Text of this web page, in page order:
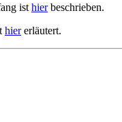
ist hierbeschrieben.
hiererläutert.